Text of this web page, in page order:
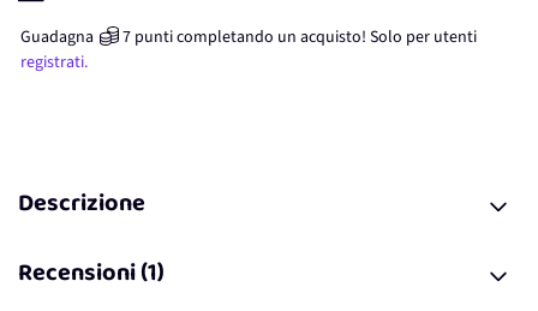
Guadagna 7 punticompletando un acquisto! Solo per utenti
registrati.
Descrizione
Recensioni (1)